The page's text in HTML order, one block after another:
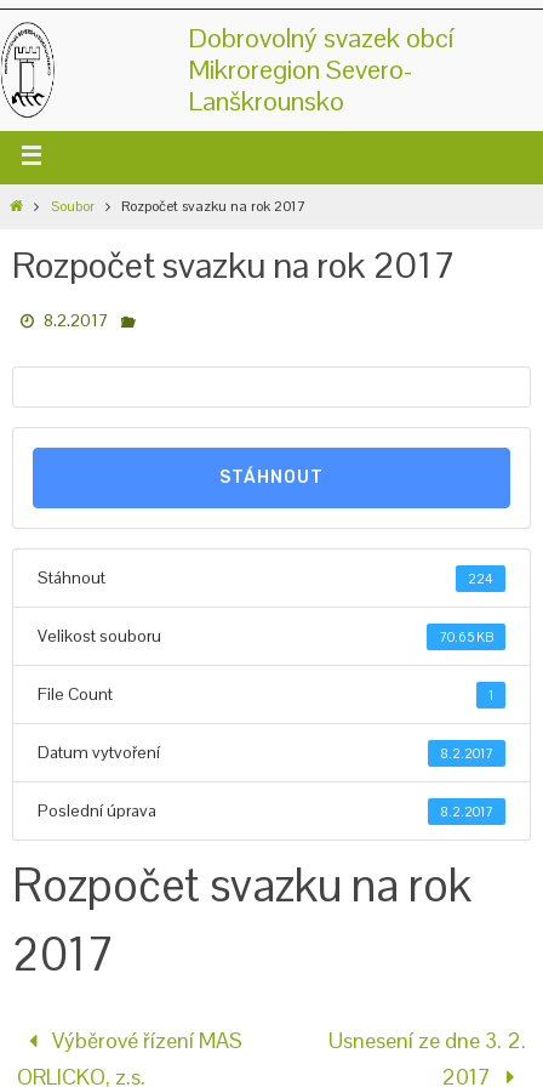
Dobrovolný svazek obcí
Mikroregion Severo-
Lanškrounsko
Soubor Rozpočet svazku na rok 2017
Rozpočet svazku na rok 2017
8.2.2017
STÁHNOUT
Stáhnout 224
Velikost souboru 70.65 KB
File Count 1
Datum vytvoření 8.2.2017
Poslední úprava 8.2.2017
Rozpočet svazku na rok
2017
Výběrové řízení MAS
ORLICKO, z.s.
Usnesení ze dne 3. 2.
2017